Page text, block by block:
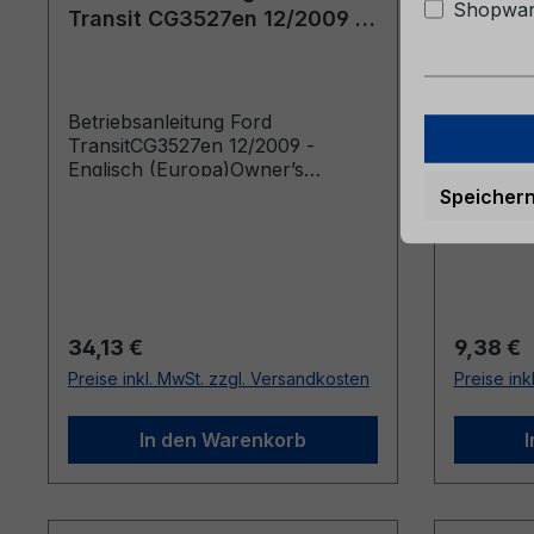
Transit CG3527en 12/2009 -
Betriebsanleitung Ford
TransitCG3527en 12/2009 -
Englisch (Europa)Owner’s
Regulärer Preis:
34,13 €
Preise inkl. MwSt. zzgl. Versandkosten
In den Warenkorb
6M51-
9,38 €
Preise
Speichern